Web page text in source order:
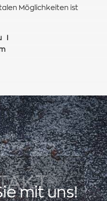
Möglichkeiten ist
mit uns!